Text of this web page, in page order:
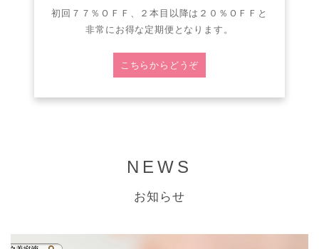
初回７７％ＯＦＦ、２本目以降は２０％ＯＦＦと
非常にお得な定期便となります。
こちらからどうぞ
NEWS
お知らせ